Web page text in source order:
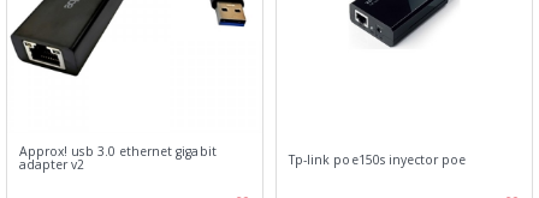
Approx! usb 3.0 ethernet gigabit
adapter v2 Tp-link poe150s inyector poe